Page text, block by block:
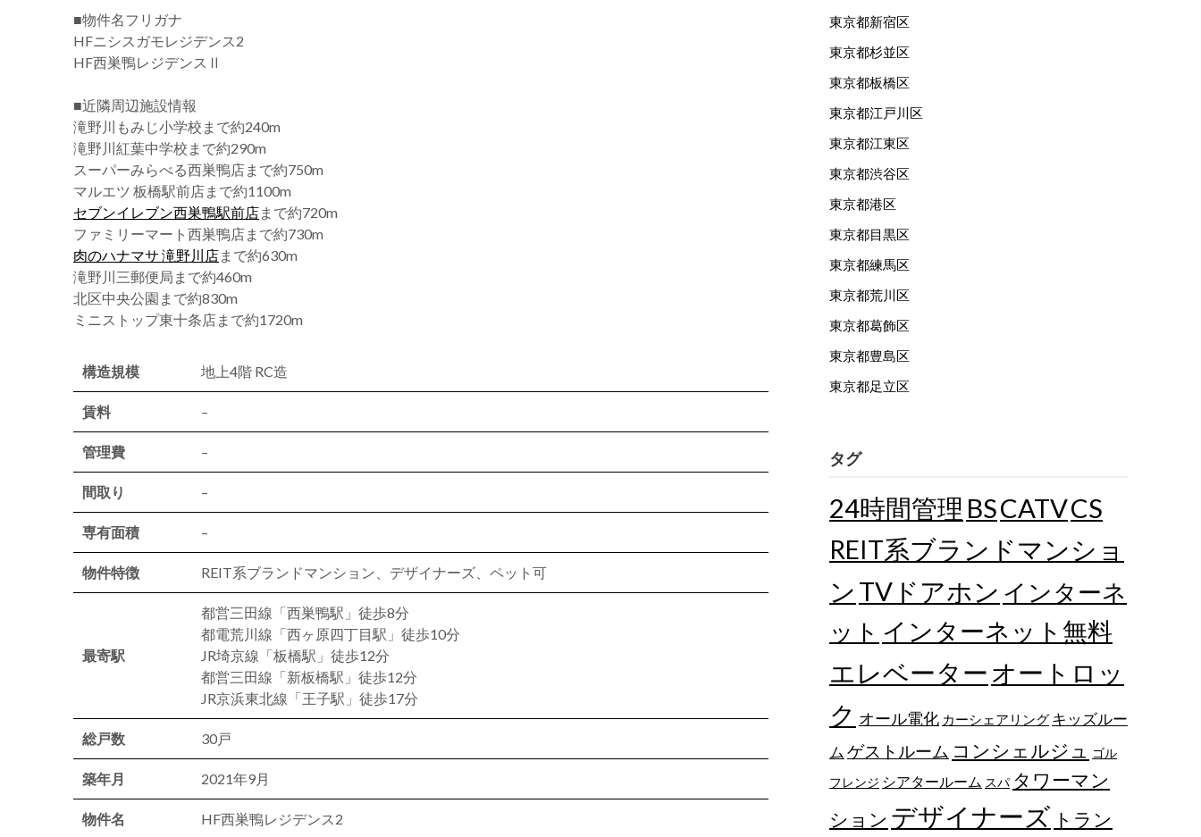
■物件名フリガナ
HFニシスガモレジデンス2
HF西巣鴨レジデンスⅡ
■近隣周辺施設情報
滝野川もみじ小学校まで約240m
滝野川紅葉中学校まで約290m
スーパーみらべる西巣鴨店まで約750m
マルエツ 板橋駅前店まで約1100m
セブンイレブン西巣鴨駅前店まで約720m
ファミリーマート西巣鴨店まで約730m
肉のハナマサ 滝野川店まで約630m
滝野川三郵便局まで約460m
北区中央公園まで約830m
ミニストップ東十条店まで約1720m
構造規模 地上4階 RC造
賃料 –
管理費 –
間取り –
専有面積 –
物件特徴 REIT系ブランドマンション、デザイナーズ、ペット可
最寄駅
都営三田線「西巣鴨駅」徒歩8分
都電荒川線「西ヶ原四丁目駅」徒歩10分
JR埼京線「板橋駅」徒歩12分
都営三田線「新板橋駅」徒歩12分
JR京浜東北線「王子駅」徒歩17分
総戸数 30戸
築年月 2021年9月
物件名 HF西巣鴨レジデンス2
東京都新宿区
東京都杉並区
東京都板橋区
東京都江戸川区
東京都江東区
東京都渋谷区
東京都港区
東京都目黒区
東京都練馬区
東京都荒川区
東京都葛飾区
東京都豊島区
東京都足立区
タグ
24時間管理 BSCATVCS
REIT系ブランドマンショ
ン TVドアホン インターネ
ット インターネット無料
エレベーター オートロッ
ク オール電化 カーシェアリング キッズルー
ム ゲストルーム コンシェルジュ
ゴル
フレンジ シアタールーム スパ タワーマン
ション デザイナーズ トラン